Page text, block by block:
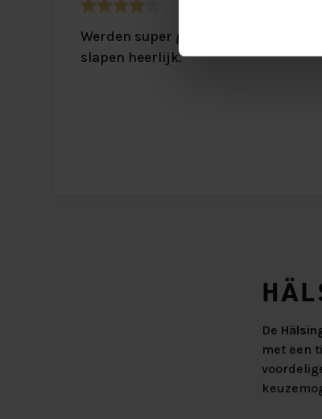
Werden super geholpen en
slapen heerlijk.
De
met een